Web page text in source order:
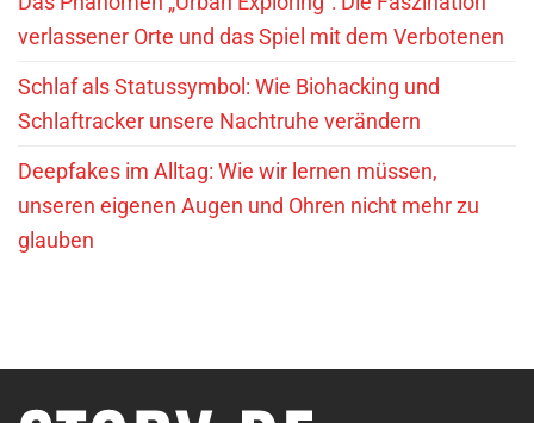
verlassener Orte und das Spiel mit dem Verbotenen
Schlaf als Statussymbol: Wie Biohacking und
Schlaftracker unsere Nachtruhe verändern
Deepfakes im Alltag: Wie wir lernen müssen,
unseren eigenen Augen und Ohren nicht mehr zu
glauben